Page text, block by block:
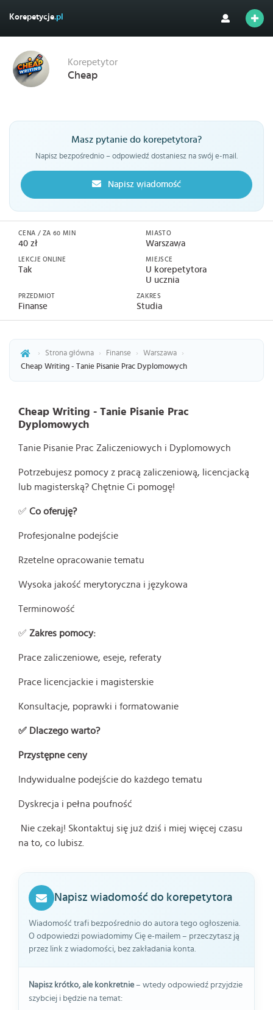
Korepetycje.pl
Korepetytor
Cheap
Masz pytanie do korepetytora?
Napisz bezpośrednio – odpowiedź dostaniesz na swój e-mail.
Napisz wiadomość
CENA / ZA 60 MIN
40 zł
LEKCJE ONLINE
Tak
MIASTO
Warszawa
MIEJSCE
U korepetytora
U ucznia
PRZEDMIOT
Finanse
ZAKRES
Studia
› Strona główna › Finanse › Warszawa
›
Cheap Writing - Tanie Pisanie Prac Dyplomowych
Cheap Writing - Tanie Pisanie Prac
Dyplomowych
Tanie Pisanie Prac Zaliczeniowych i Dyplomowych
Potrzebujesz pomocy z pracą zaliczeniową, licencjacką
lub magisterską? Chętnie Ci pomogę!
✅ Co oferuję?
Profesjonalne podejście
Rzetelne opracowanie tematu
Wysoka jakość merytoryczna i językowa
Terminowość
✅ Zakres pomocy:
Prace zaliczeniowe, eseje, referaty
Prace licencjackie i magisterskie
Konsultacje, poprawki i formatowanie
✅ Dlaczego warto?
Przystępne ceny
Indywidualne podejście do każdego tematu
Dyskrecja i pełna poufność
Nie czekaj! Skontaktuj się już dziś i miej więcej czasu
na to, co lubisz.
Napisz wiadomość do korepetytora
Wiadomość trafi bezpośrednio do autora tego ogłoszenia.
O odpowiedzi powiadomimy Cię e-mailem – przeczytasz ją
przez link z wiadomości, bez zakładania konta.
Napisz krótko, ale konkretnie– wtedy odpowiedź przyjdzie
szybciej i będzie na temat: